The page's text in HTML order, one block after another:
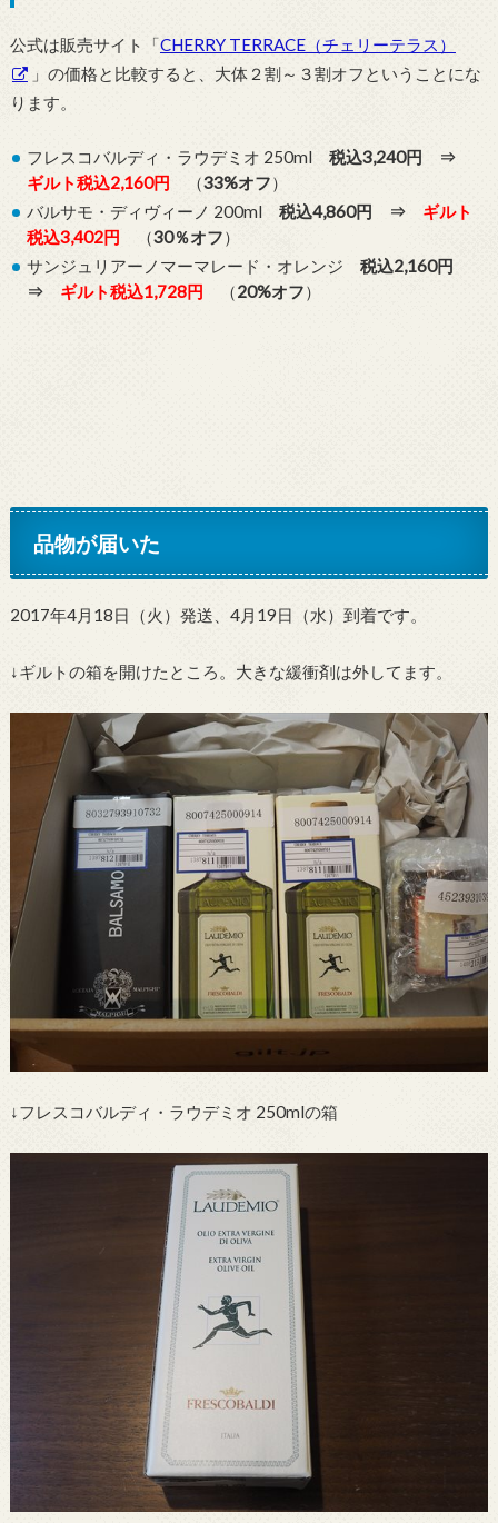
公式は販売サイト「CHERRY TERRACE（チェリーテラス）
」の価格と比較すると、大体２割～３割オフということにな
ります。
フレスコバルディ・ラウデミオ 250ml税込3,240円 ⇒
ギルト税込2,160円 （33%オフ）
バルサモ・ディヴィーノ 200ml税込4,860円 ⇒ ギルト
税込3,402円 （30％オフ）
サンジュリアーノマーマレード・オレンジ税込2,160円
⇒ ギルト税込1,728円 （20%オフ）
品物が届いた
2017年4月18日（火）発送、4月19日（水）到着です。
↓ギルトの箱を開けたところ。大きな緩衝剤は外してます。
↓フレスコバルディ・ラウデミオ 250mlの箱